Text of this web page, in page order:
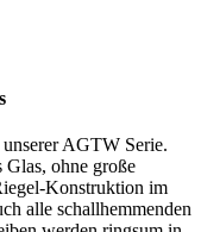
AGTW Serie.
Glas, ohne große
Konstruktion im
alle schallhemmenden